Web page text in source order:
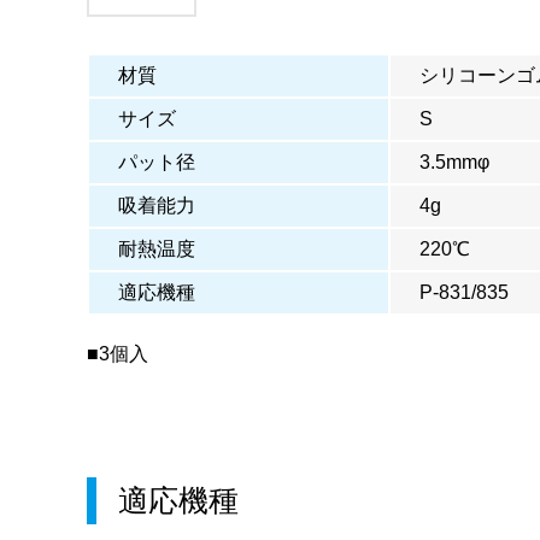
材質 シリコーンゴ
サイズ S
パット径 3.5mmφ
吸着能力 4g
耐熱温度 220℃
適応機種 P-831/835
■3個入
適応機種